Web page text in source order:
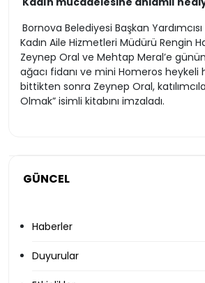
GÜNCEL
Haberler
Duyurular
Bornova Belediyesi Başkan
Kadın Aile Hizmetleri Müdürü Rengin
Zeynep Oral ve Mehtap Meral’e
ağacı fidanı ve mini Homeros heykeli
bittikten sonra Zeynep Oral,
Olmak” isimli kitabını imzaladı.